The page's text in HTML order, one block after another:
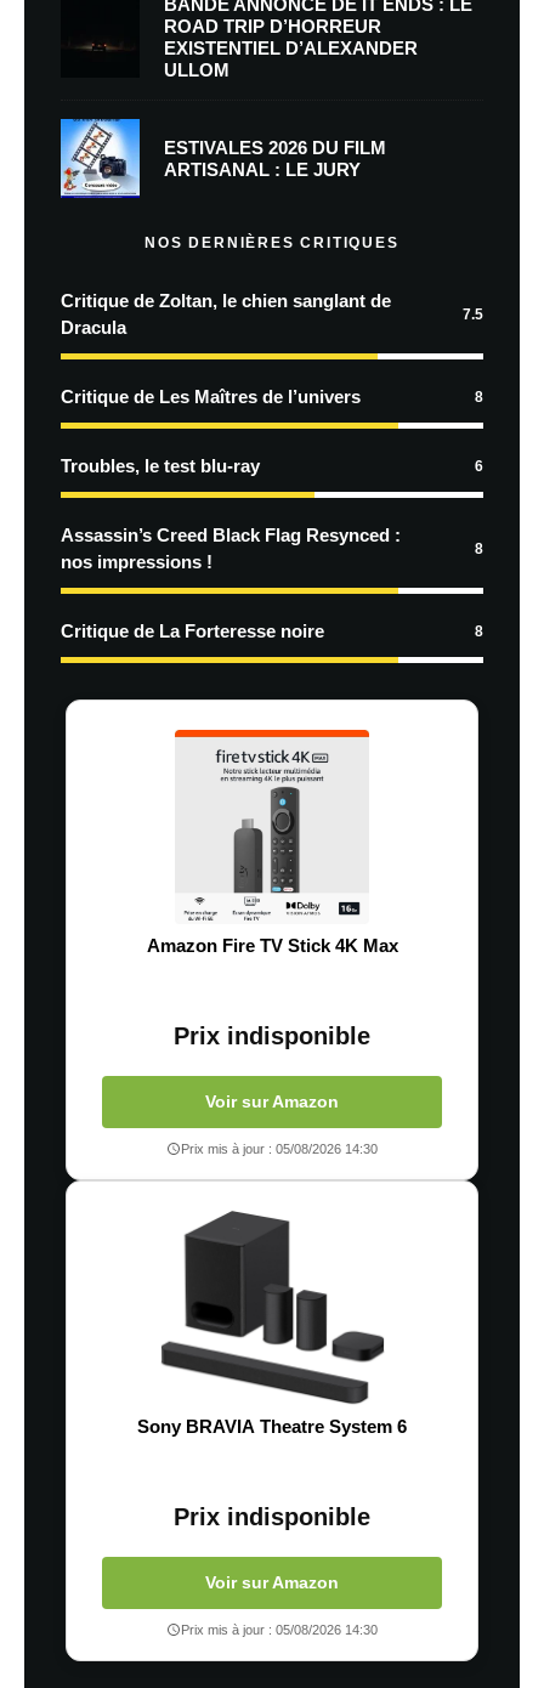
BANDE ANNONCE DE IT ENDS : LE
ROAD TRIP D’HORREUR
EXISTENTIEL D’ALEXANDER
ULLOM
ESTIVALES 2026 DU FILM
ARTISANAL : LE JURY
NOS DERNIÈRES CRITIQUES
Critique de Zoltan, le chien sanglant de
Dracula
7.5
Critique de Les Maîtres de l’univers 8
Troubles, le test blu-ray 6
Assassin’s Creed Black Flag Resynced :
nos impressions !
8
Critique de La Forteresse noire 8
Amazon Fire TV Stick 4K Max
Prix indisponible
Voir sur Amazon
Prix mis à jour : 05/08/2026 14:30
Sony BRAVIA Theatre System 6
Prix indisponible
Voir sur Amazon
Prix mis à jour : 05/08/2026 14:30